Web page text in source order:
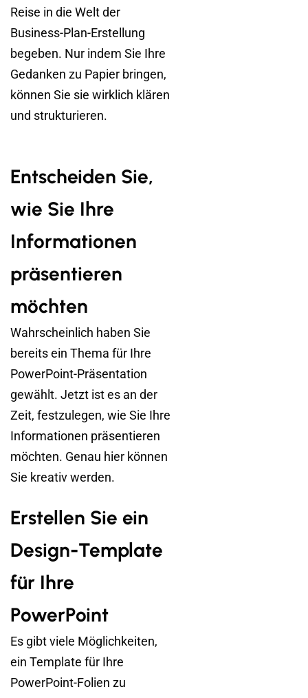
Reise in die Welt der
Business-Plan-Erstellung
begeben. Nur indem Sie Ihre
Gedanken zu Papier bringen,
können Sie sie wirklich klären
und strukturieren.
Entscheiden Sie,
wie Sie Ihre
Informationen
präsentieren
möchten
Wahrscheinlich haben Sie
bereits ein Thema für Ihre
PowerPoint-Präsentation
gewählt. Jetzt ist es an der
Zeit, festzulegen, wie Sie Ihre
Informationen präsentieren
möchten. Genau hier können
Sie kreativ werden.
Erstellen Sie ein
Design-Template
für Ihre
PowerPoint
Es gibt viele Möglichkeiten,
ein Template für Ihre
PowerPoint-Folien zu